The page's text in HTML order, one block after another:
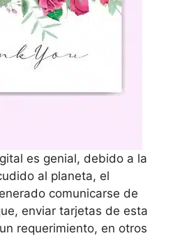
es genial, debido a la
al planeta, el
comunicarse de
enviar tarjetas de esta
requerimiento, en otros